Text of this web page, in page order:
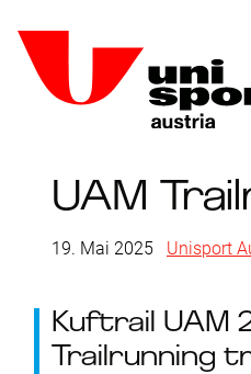
UAM
19. Mai 2025 Unisport
Kuftrail UAM
Trailrunning